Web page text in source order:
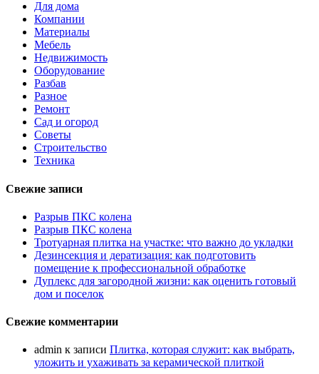
Для дома
Компании
Материалы
Мебель
Недвижимость
Оборудование
Разбав
Разное
Ремонт
Сад и огород
Советы
Строительство
Техника
Свежие записи
Разрыв ПКС колена
Разрыв ПКС колена
Тротуарная плитка на участке: что важно до укладки
Дезинсекция и дератизация: как подготовить
помещение к профессиональной обработке
Дуплекс для загородной жизни: как оценить готовый
дом и поселок
Свежие комментарии
admin к записи Плитка, которая служит: как выбрать,
уложить и ухаживать за керамической плиткой